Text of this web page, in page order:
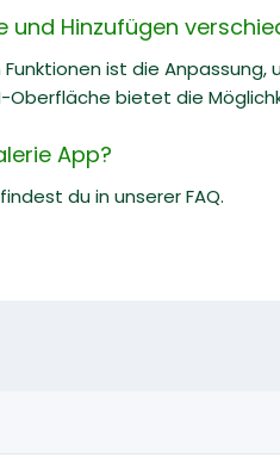
Hinzufügen
ist die
bietet die Möglichkeit
App?
du in unserer FAQ.